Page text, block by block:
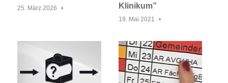
25. März 2026 Klinikum”
19. Mai 2021